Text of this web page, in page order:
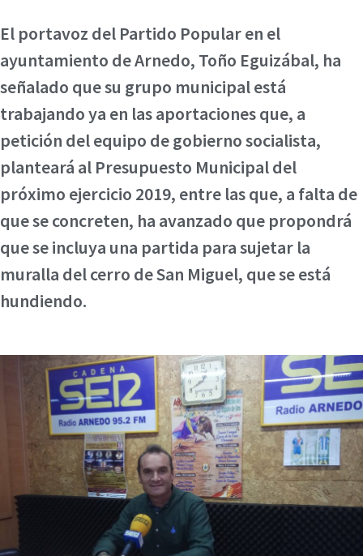
El portavoz del Partido Popular en el
ayuntamiento de Arnedo, Toño Eguizábal, ha
señalado que su grupo municipal está
trabajando ya en las aportaciones que, a
petición del equipo de gobierno socialista,
planteará al Presupuesto Municipal del
próximo ejercicio 2019, entre las que, a falta de
que se concreten, ha avanzado que propondrá
que se incluya una partida para sujetar la
muralla del cerro de San Miguel, que se está
hundiendo.